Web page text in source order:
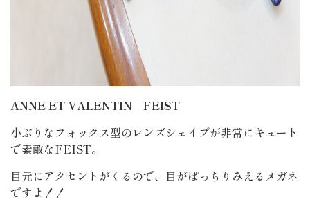
ANNE ET VALENTIN FEIST
小ぶりなフォックス型のレンズシェイプが非常にキュート
で素敵なFEIST。
目元にアクセントがくるので、目がぱっちりみえるメガネ
ですよ！！